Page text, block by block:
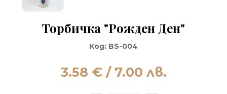
Торбичка "Рожден Ден"
Код: BS-004
3.58 € / 7.00 лв.